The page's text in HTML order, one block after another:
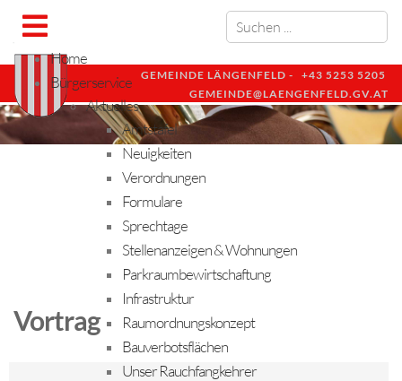
GEMEINDE LÄNGENFELD - +43 5253 5205
GEMEINDE@LAENGENFELD.GV.AT
Home
Bürgerservice
Aktuelles
Amtstafel
Neuigkeiten
Verordnungen
Formulare
Sprechtage
Stellenanzeigen & Wohnungen
Parkraumbewirtschaftung
Infrastruktur
Raumordnungskonzept
Bauverbotsflächen
Unser Rauchfangkehrer
Vortrag